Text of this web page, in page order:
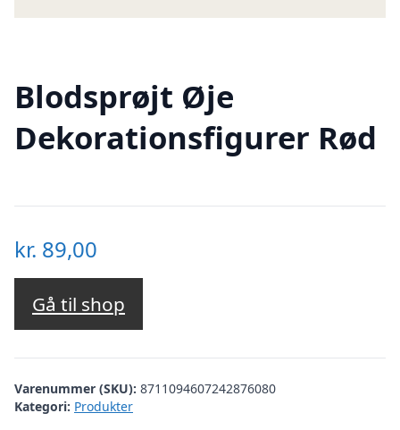
Blodsprøjt Øje
Dekorationsfigurer Rød
kr. 89,00
Gå til shop
Varenummer (SKU): 8711094607242876080
Kategori: Produkter